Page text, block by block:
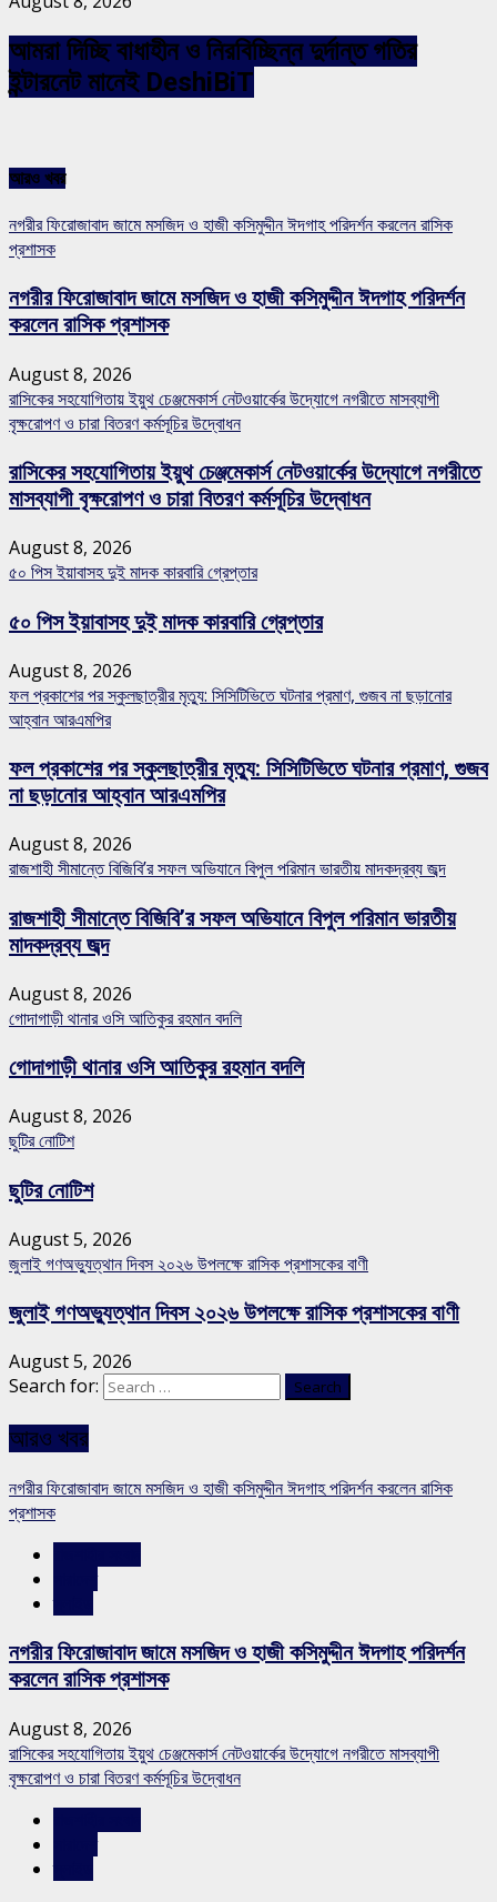
আমরা দিচ্ছি বাধাহীন ও নিরবিচ্ছিন্ন দুর্দান্ত গতির
ইন্টারনেট মানেই DeshiBiT
আরও খবর
নগরীর ফিরোজাবাদ জামে মসজিদ ও হাজী কসিমুদ্দীন ঈদগাহ পরিদর্শন করলেন রাসিক
প্রশাসক
নগরীর ফিরোজাবাদ জামে মসজিদ ও হাজী কসিমুদ্দীন ঈদগাহ পরিদর্শন
করলেন রাসিক প্রশাসক
August 8, 2026
রাসিকের সহযোগিতায় ইয়ুথ চেঞ্জমেকার্স নেটওয়ার্কের উদ্যোগে নগরীতে মাসব্যাপী
বৃক্ষরোপণ ও চারা বিতরণ কর্মসূচির উদ্বোধন
রাসিকের সহযোগিতায় ইয়ুথ চেঞ্জমেকার্স নেটওয়ার্কের উদ্যোগে নগরীতে
মাসব্যাপী বৃক্ষরোপণ ও চারা বিতরণ কর্মসূচির উদ্বোধন
August 8, 2026
৫০ পিস ইয়াবাসহ দুই মাদক কারবারি গ্রেপ্তার
৫০ পিস ইয়াবাসহ দুই মাদক কারবারি গ্রেপ্তার
August 8, 2026
ফল প্রকাশের পর স্কুলছাত্রীর মৃত্যু: সিসিটিভিতে ঘটনার প্রমাণ, গুজব না ছড়ানোর
আহ্বান আরএমপির
ফল প্রকাশের পর স্কুলছাত্রীর মৃত্যু: সিসিটিভিতে ঘটনার প্রমাণ, গুজব
না ছড়ানোর আহ্বান আরএমপির
August 8, 2026
রাজশাহী সীমান্তে বিজিবি’র সফল অভিযানে বিপুল পরিমান ভারতীয় মাদকদ্রব্য জব্দ
রাজশাহী সীমান্তে বিজিবি’র সফল অভিযানে বিপুল পরিমান ভারতীয়
মাদকদ্রব্য জব্দ
August 8, 2026
গোদাগাড়ী থানার ওসি আতিকুর রহমান বদলি
গোদাগাড়ী থানার ওসি আতিকুর রহমান বদলি
August 8, 2026
ছুটির নোটিশ
ছুটির নোটিশ
August 5, 2026
জুলাই গণঅভ্যুত্থান দিবস ২০২৬ উপলক্ষে রাসিক প্রশাসকের বাণী
জুলাই গণঅভ্যুত্থান দিবস ২০২৬ উপলক্ষে রাসিক প্রশাসকের বাণী
August 5, 2026
Search for:
আরও খবর
নগরীর ফিরোজাবাদ জামে মসজিদ ও হাজী কসিমুদ্দীন ঈদগাহ পরিদর্শন করলেন রাসিক
প্রশাসক
নগরীর ফিরোজাবাদ জামে মসজিদ ও হাজী কসিমুদ্দীন ঈদগাহ পরিদর্শন
করলেন রাসিক প্রশাসক
August 8, 2026
রাসিকের সহযোগিতায় ইয়ুথ চেঞ্জমেকার্স নেটওয়ার্কের উদ্যোগে নগরীতে মাসব্যাপী
বৃক্ষরোপণ ও চারা বিতরণ কর্মসূচির উদ্বোধন